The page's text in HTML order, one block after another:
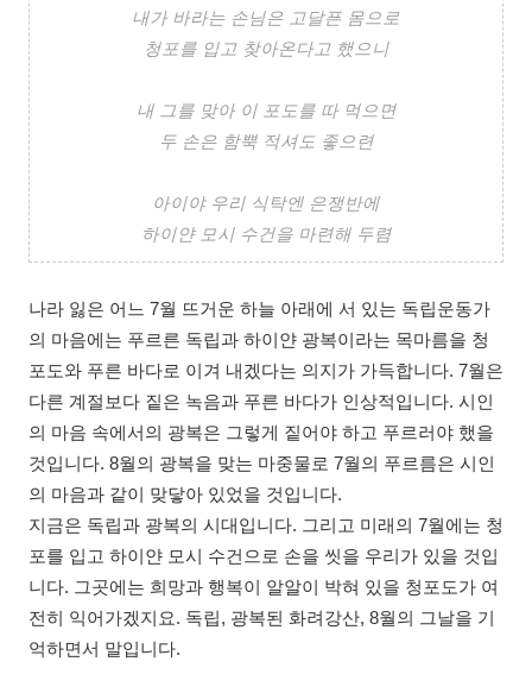
내가 바라는 손님은 고달픈 몸으로
청포를 입고 찾아온다고 했으니
내 그를 맞아 이 포도를 따 먹으면
두 손은 함뿍 적셔도 좋으련
아이야 우리 식탁엔 은쟁반에
하이얀 모시 수건을 마련해 두렴
나라 잃은 어느 7월 뜨거운 하늘 아래에 서 있는 독립운동가
의 마음에는 푸르른 독립과 하이얀 광복이라는 목마름을 청
포도와 푸른 바다로 이겨 내겠다는 의지가 가득합니다. 7월은
다른 계절보다 짙은 녹음과 푸른 바다가 인상적입니다. 시인
의 마음 속에서의 광복은 그렇게 짙어야 하고 푸르러야 했을
것입니다. 8월의 광복을 맞는 마중물로 7월의 푸르름은 시인
의 마음과 같이 맞닿아 있었을 것입니다.
지금은 독립과 광복의 시대입니다. 그리고 미래의 7월에는 청
포를 입고 하이얀 모시 수건으로 손을 씻을 우리가 있을 것입
니다. 그곳에는 희망과 행복이 알알이 박혀 있을 청포도가 여
전히 익어가겠지요. 독립, 광복된 화려강산, 8월의 그날을 기
억하면서 말입니다.